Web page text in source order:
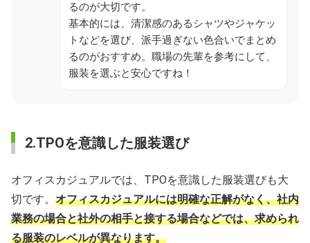
るのが大切です。
基本的には、清潔感のあるシャツやジャケッ
トなどを選び、派手過ぎない色合いでまとめ
るのがおすすめ。職場の先輩を参考にして、
服装を選ぶと安心ですね！
2.TPOを意識した服装選び
オフィスカジュアルでは、TPOを意識した服装選びも大
切です。 オフィスカジュアルには明確な正解がなく、社内
業務の場合と社外の相手と接する場合などでは、求められ
る服装のレベルが異なります。